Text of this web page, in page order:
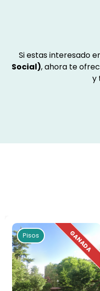
Si estas interesado
Social), ahora te
y
Pisos